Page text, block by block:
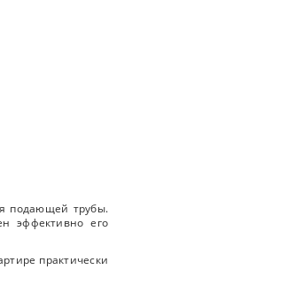
подающей трубы.
эффективно его
практически